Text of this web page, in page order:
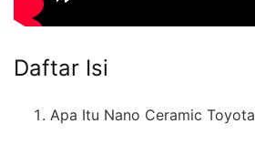
Daftar Isi
Apa Itu Nano Ceramic